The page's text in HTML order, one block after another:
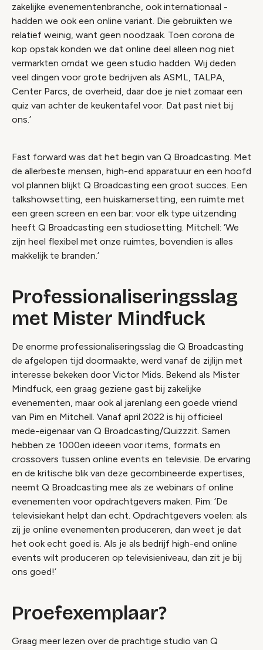
zakelijke evenementenbranche, ook internationaal -
hadden we ook een online variant. Die gebruikten we
relatief weinig, want geen noodzaak. Toen corona de
kop opstak konden we dat online deel alleen nog niet
vermarkten omdat we geen studio hadden. Wij deden
veel dingen voor grote bedrijven als ASML, TALPA,
Center Parcs, de overheid, daar doe je niet zomaar een
quiz van achter de keukentafel voor. Dat past niet bij
ons.’
Fast forward was dat het begin van Q Broadcasting. Met
de allerbeste mensen, high-end apparatuur en een hoofd
vol plannen blijkt Q Broadcasting een groot succes. Een
talkshowsetting, een huiskamersetting, een ruimte met
een green screen en een bar: voor elk type uitzending
heeft Q Broadcasting een studiosetting. Mitchell: ‘We
zijn heel flexibel met onze ruimtes, bovendien is alles
makkelijk te branden.’
Professionaliseringsslag
met Mister Mindfuck
De enorme professionaliseringsslag die Q Broadcasting
de afgelopen tijd doormaakte, werd vanaf de zijlijn met
interesse bekeken door Victor Mids. Bekend als Mister
Mindfuck, een graag geziene gast bij zakelijke
evenementen, maar ook al jarenlang een goede vriend
van Pim en Mitchell. Vanaf april 2022 is hij officieel
mede-eigenaar van Q Broadcasting/Quizzzit. Samen
hebben ze 1000en ideeën voor items, formats en
crossovers tussen online events en televisie. De ervaring
en de kritische blik van deze gecombineerde expertises,
neemt Q Broadcasting mee als ze webinars of online
evenementen voor opdrachtgevers maken. Pim: ‘De
televisiekant helpt dan echt. Opdrachtgevers voelen: als
zij je online evenementen produceren, dan weet je dat
het ook echt goed is. Als je als bedrijf high-end online
events wilt produceren op televisieniveau, dan zit je bij
ons goed!’
Proefexemplaar?
Graag meer lezen over de prachtige studio van Q